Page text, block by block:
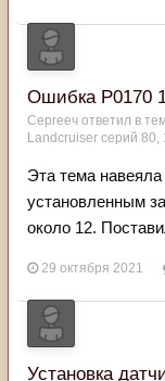
Ошибка P0170
Сергееч ответил в
Landcruiser серий
Эта тема
установленным
около 12.
29 октября 2021
Установка